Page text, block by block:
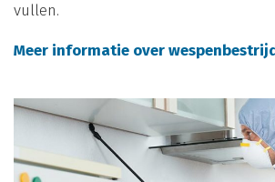
vullen.
Meer informatie over